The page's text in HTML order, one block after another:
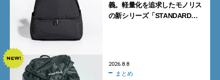
義。軽量化を追求したモノリス
の新シリーズ「STANDARD
2026.8.8
まとめ